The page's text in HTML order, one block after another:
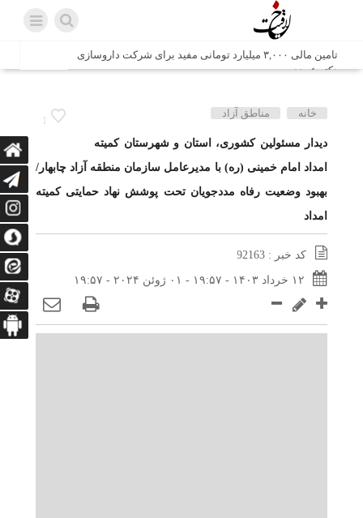
تامین مالی ۳,۰۰۰ میلیارد تومانی مفید برای شرکت داروسازی
دکتر عبیدی
شش وزیر کابینه پاکستان با حضور در سفارت ایران در اسلام
اتابک: ظرفیت های جدید همکاری‌های تجاری ایران و پاکستان با
محوریت بخش خصوصی فعال می‌شود
در مسیر جا‌مانده‌ها، دل‌ها به کربلا رسیده است
شد / تجارت ۱۰ میلیارد دلاری ایران و پاکستان
هدیه ویژه همراهی اربعین شرکت مخابرات ایران؛ «نگارا»
ارتباط زائران را آسان‌تر می‌کند
1
خانه مناطق آزاد
دیدار مسئولین کشوری، استان و شهرستان کمیته
امداد امام خمینی (ره) با مدیرعامل سازمان منطقه آزاد چابهار/
بهبود وضعیت رفاه مددجویان تحت پوشش نهاد حمایتی کمیته
امداد
کد خبر : 92163
۱۲ خرداد ۱۴۰۳ - ۱۹:۵۷ - ۰۱ ژوئن ۲۰۲۴ - ۱۹:۵۷